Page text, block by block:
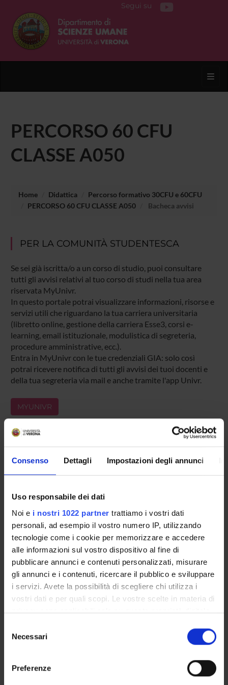
Consenso Dettagli Impostazioni degli annunci
Uso responsabile dei dati
Noi e i nostri 1022 partner trattiamo i vostri dati
personali, ad esempio il vostro numero IP, utilizzando
tecnologie come i cookie per memorizzare e accedere
alle informazioni sul vostro dispositivo al fine di
pubblicare annunci e contenuti personalizzati, misurare
gli annunci e i contenuti, ricercare il pubblico e sviluppare
i servizi. Avete la possibilità di scegliere chi utilizza i
vostri dati e per quali scopi. Le vostre scelte in materia di
privacy sono applicabili solo su questa proprietà digitale
modificare o revocare il proprio consenso in qualsiasi
momento dalla Dichiarazione sui cookie o facendo clic
delNecessari
Preferenze
Segui su
PERCORSO 60 CFU
CLASSE A050
Home Didattica
Percorso formativo 30CFU e 60CFU
PERCORSO 60 CFU CLASSE A050
Bacheca avvisi
PER LA COMUNITÀ STUDENTESCA
Se sei già iscritta/o a un corso di studio, puoi consultare
tutti gli avvisi relativi al tuo corso di studi nella tua area
riservata MyUnivr.
In questo portale potrai visualizzare informazioni, risorse e
servizi utili che riguardano la tua carriera universitaria
(libretto online, gestione della carriera Esse3, corsi e-
learning, email istituzionale, modulistica di segreteria,
procedure amministrative, ecc.).
Entra in MyUnivr con le tue credenziali GIA: solo così
potrai ricevere notifica di tutti gli avvisi dei tuoi docenti e
della tua segreteria via mail e anche tramite l'app Univr.
MYUNIVR
Come iscriversi
Calendario didattico
Calendario esami
Bacheca avvisi
Proposte tesi e stage
Organi collegiali e di governo
Docenti
CORSI DI STUDIO
DOTTORATI, MASTER E FORMAZIONE SUPERIORE